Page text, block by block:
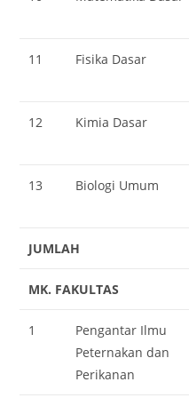
11 Fisika Dasar
12 Kimia Dasar
13 Biologi Umum
JUMLAH
MK. FAKULTAS
1
Pengantar Ilmu
Peternakan dan
Perikanan